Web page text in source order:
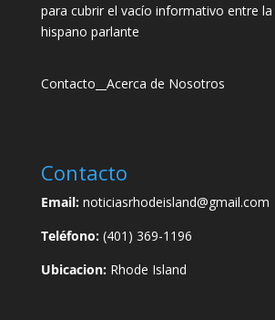
para cubrir el vacío informativo entre
hispano parlante
Contacto Acerca de Nosotros
Contacto
Email:noticiasrhodeisland@gmail.com
Teléfono:(401) 369-1196
Ubicacion:Rhode Island